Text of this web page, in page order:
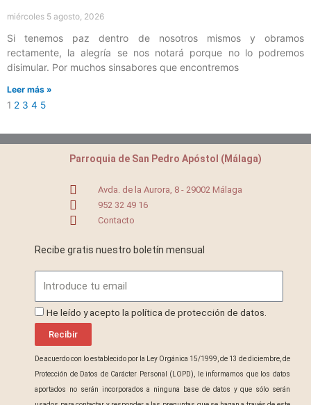
miércoles 5 agosto, 2026
Si tenemos paz dentro de nosotros mismos y obramos
rectamente, la alegría se nos notará porque no lo podremos
disimular. Por muchos sinsabores que encontremos
Leer más »
1 2 3 4 5
Parroquia de San Pedro Apóstol (Málaga)
Avda. de la Aurora, 8 - 29002 Málaga
952 32 49 16
Contacto
Recibe gratis nuestro boletín mensual
ProteccionDatos
He leído y acepto la política de protección de datos.
Recibir
De acuerdo con lo establecido por la Ley Orgánica 15/1999, de 13 de diciembre, de
Protección de Datos de Carácter Personal (LOPD), le informamos que los datos
aportados no serán incorporados a ninguna base de datos y que sólo serán